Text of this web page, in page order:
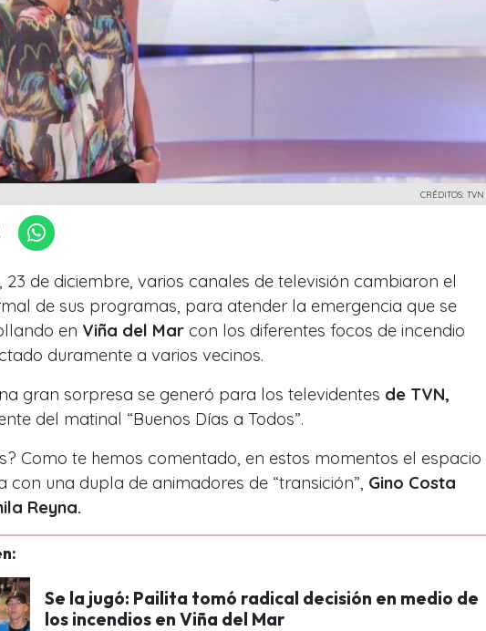
CRÉDITOS: TVN
23 de diciembre, varios canales de televisión cambiaron el
de sus programas, para atender la emergencia que se
en Viña del Mar con los diferentes focos de incendio
duramente a varios vecinos.
gran sorpresa se generó para los televidentes de TVN,
del matinal “Buenos Días a Todos”.
Como te hemos comentado, en estos momentos el espacio
con una dupla de animadores de “transición”, Gino Costa
Reyna.
Se la jugó: Pailita tomó radical decisión en medio de
los incendios en Viña del Mar